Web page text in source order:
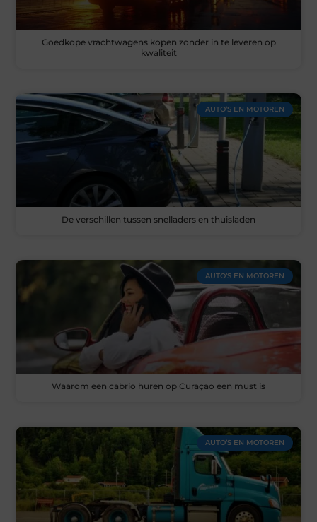
Goedkope vrachtwagens kopen zonder in te leveren op
kwaliteit
AUTO’S EN MOTOREN
De verschillen tussen snelladers en thuisladen
AUTO’S EN MOTOREN
Waarom een cabrio huren op Curaçao een must is
AUTO’S EN MOTOREN